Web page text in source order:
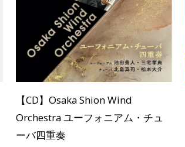
【CD】Osaka Shion Wind
Orchestra ユーフォニアム・チュ
ーバ四重奏